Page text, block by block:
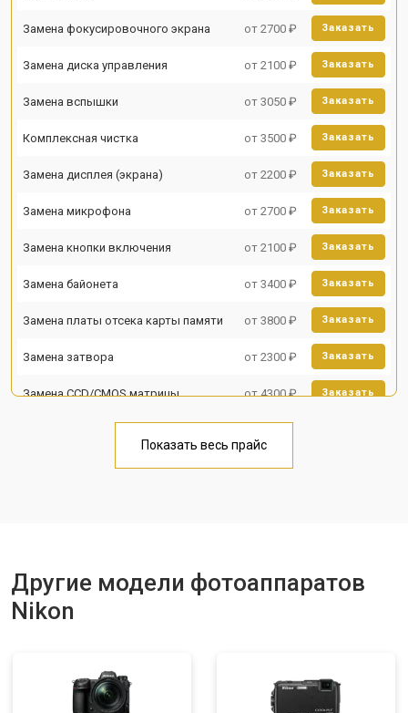
Замена фокусировочного экрана от 2700 ₽ Заказать
Замена диска управления от 2100 ₽ Заказать
Замена вспышки от 3050 ₽ Заказать
Комплексная чистка от 3500 ₽ Заказать
Замена дисплея (экрана) от 2200 ₽ Заказать
Замена микрофона от 2700 ₽ Заказать
Замена кнопки включения от 2100 ₽ Заказать
Замена байонета от 3400 ₽ Заказать
Замена платы отсека карты памяти от 3800 ₽ Заказать
Замена затвора от 2300 ₽ Заказать
Замена CCD/CMOS матрицы от 4300 ₽ Заказать
Чистка матрицы от 3100 ₽
Показать весь прайс
Другие модели фотоаппаратов
Nikon